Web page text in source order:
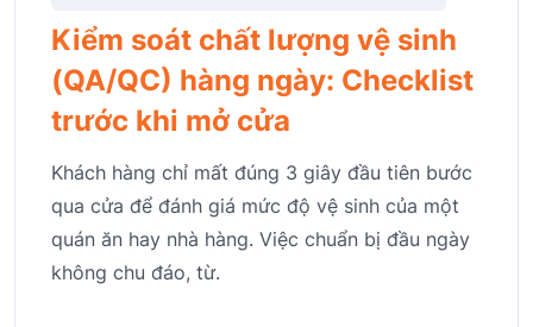
Kiểm soát chất lượng vệ sinh
(QA/QC) hàng ngày: Checklist
trước khi mở cửa
Khách hàng chỉ mất đúng 3 giây đầu tiên bước
qua cửa để đánh giá mức độ vệ sinh của một
quán ăn hay nhà hàng. Việc chuẩn bị đầu ngày
không chu đáo, từ.